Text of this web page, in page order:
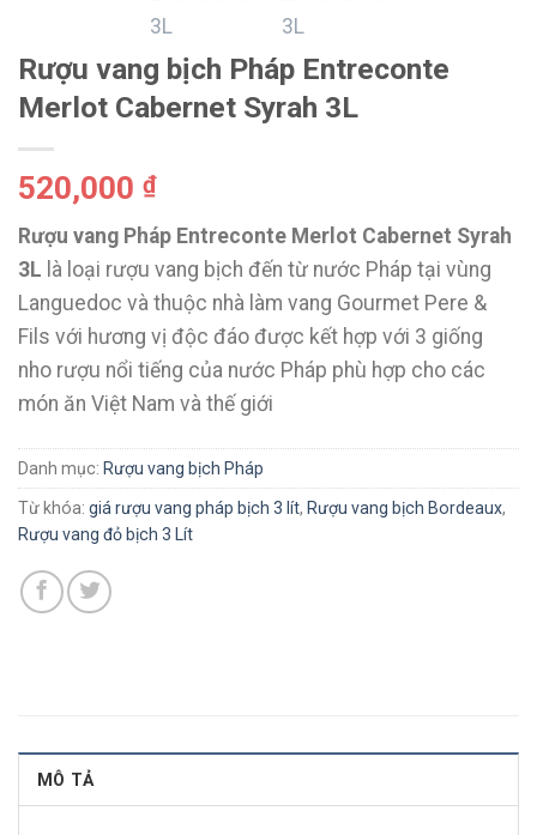
Rượu vang bịch Pháp Entreconte
Merlot Cabernet Syrah 3L
520,000 ₫
Rượu vang Pháp Entreconte Merlot Cabernet Syrah
3L là loại rượu vang bịch đến từ nước Pháp tại vùng
Languedoc và thuộc nhà làm vang Gourmet Pere &
Fils với hương vị độc đáo được kết hợp với 3 giống
nho rượu nổi tiếng của nước Pháp phù hợp cho các
món ăn Việt Nam và thế giới
Danh mục: Rượu vang bịch Pháp
Từ khóa: giá rượu vang pháp bịch 3 lít, Rượu vang bịch Bordeaux,
Rượu vang đỏ bịch 3 Lít
MÔ TẢ